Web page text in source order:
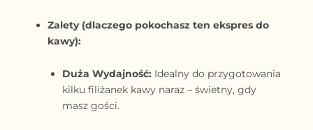
Zalety (dlaczego pokochasz ten ekspres do
kawy):
Duża Wydajność: Idealny do przygotowania
kilku filiżanek kawy naraz – świetny, gdy
masz gości.